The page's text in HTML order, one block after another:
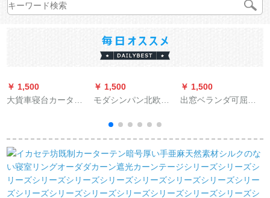
￥ 1,500
大貨車寝台カーター
3000バークウーカー
テ専用J 6 P遮光カー
テ前+二側+後窓青
￥ 1,500
モダシンパン北欧風
ンダ寝室レビ系既製
カーン加工4メトル幅
X 2.7メトル高の一枚
￥ 1,500
出窓ベランダ可屈曲
BMWゴルドモル上部
装+フュージョン版